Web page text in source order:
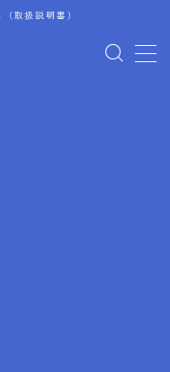
取扱説明書）